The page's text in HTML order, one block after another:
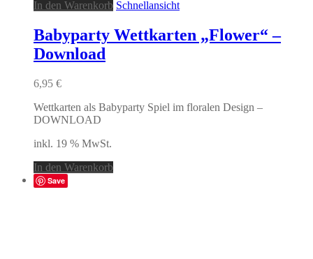
In den Warenkorb Schnellansicht
Babyparty Wettkarten „Flower“ –
Download
6,95 €
Wettkarten als Babyparty Spiel im floralen Design –
DOWNLOAD
inkl. 19 % MwSt.
In den Warenkorb
Save